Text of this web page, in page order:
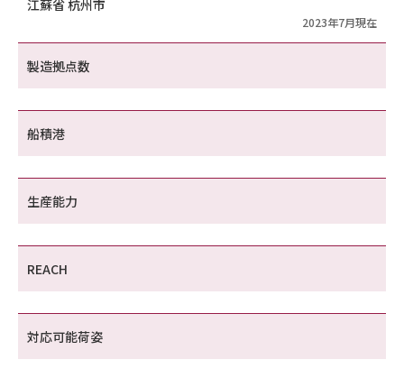
江蘇省 杭州市
2023年7月現在
製造拠点数
船積港
生産能力
REACH
対応可能荷姿